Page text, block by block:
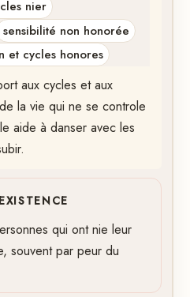
nier
sensibilité non honorée
et cycles honores
aux cycles et aux
la vie qui ne se controle
aide à danser avec les
qui ont nie leur
souvent par peur du